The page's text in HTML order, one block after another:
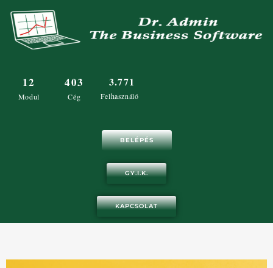
content
Modul
12
Cég
403
Felhasználó
3.771
BELÉPÉS
GY.I.K.
KAPCSOLAT